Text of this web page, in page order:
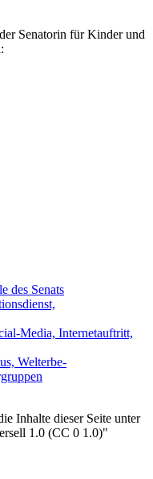
Senatorin für Kinder und
des Senats
Media, Internetauftritt,
Welterbe-
Inhalte dieser Seite unter